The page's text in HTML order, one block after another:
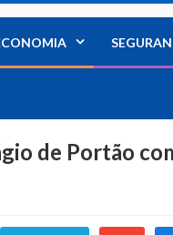
de Portão